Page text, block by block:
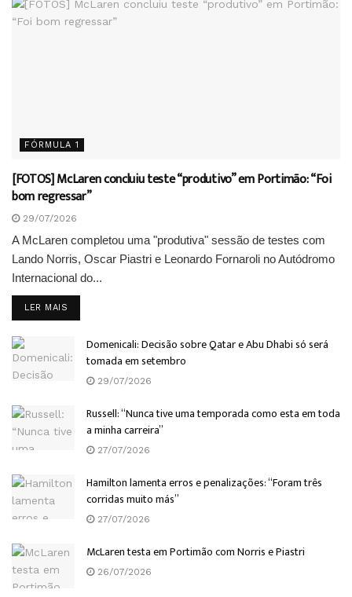
FÓRMULA 1
[FOTOS] McLaren concluiu teste “produtivo” em Portimão: “Foi
bom regressar”
29/07/2026
A McLaren completou uma "produtiva" sessão de testes com
Lando Norris, Oscar Piastri e Leonardo Fornaroli no Autódromo
Internacional do...
LER MAIS
Domenicali: Decisão sobre Qatar e Abu Dhabi só será
tomada em setembro
29/07/2026
Russell: “Nunca tive uma temporada como esta em toda
a minha carreira”
27/07/2026
Hamilton lamenta erros e penalizações: “Foram três
corridas muito más”
27/07/2026
McLaren testa em Portimão com Norris e Piastri
26/07/2026